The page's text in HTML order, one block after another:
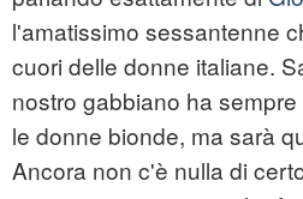
l'amatissimo sessantenne
cuori delle donne italiane.
nostro gabbiano ha
le donne bionde, ma sarà
Ancora non c'è nulla di